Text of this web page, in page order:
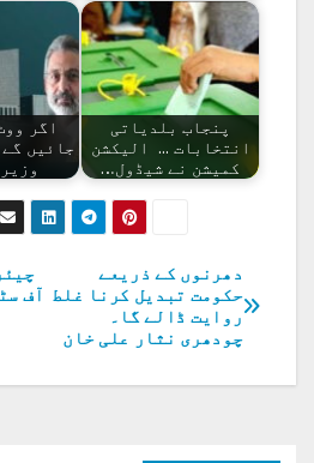
پنجاب بلدیاتی
انتخابات ... الیکشن
کمیشن نے شیڈول…
اگر
جائیں
پوسٹوں
کی
نیویگیشن
آف
دھرنوں کے ذریعے
حکومت تبدیل کرنا غلط
روایت ڈالے گا۔
چودھری نثار علی خان